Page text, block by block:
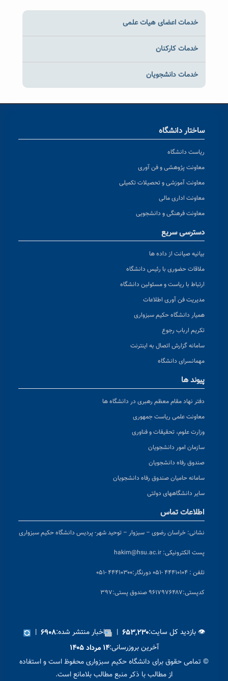
خدمات اعضای هیات علمی
خدمات کارکنان
خدمات دانشجویان
ساختار دانشگاه
ریاست دانشگاه
معاونت پژوهشی و فن آوری
معاونت آموزشی و تحصیلات تکمیلی
معاونت اداری مالی
معاونت فرهنگی و دانشجویی
دسترسی سریع
بیانیه صیانت از داده ها
ملاقات حضوری با رئیس دانشگاه
ارتباط با ریاست و مسئولین دانشگاه
مدیریت فن آوری اطلاعات
همیار دانشگاه حکیم سبزواری
تکریم ارباب رجوع
سامانه گزارش اتصال به اینترنت
مهمانسرای دانشگاه
پیوند ها
دفتر نهاد مقام معظم رهبری در دانشگاه ها
معاونت علمی ریاست جمهوری
وزارت علوم، تحقیقات و فناوری
سازمان امور دانشجویان
صندوق رفاه دانشجویان
سامانه حامیان صندوق رفاه دانشجویان
سایر دانشگاههای دولتی
اطلاعات تماس
نشانی: خراسان رضوی – سبزوار – توحید شهر- پردیس دانشگاه حکیم سبزواری
پست الکترونیکی: hakim@hsu.ac.ir
تلفن : ۴۴۴۱۰۱۰۴ -۰۵۱ دورنگار:۴۴۴۱۰۳۰۰ -۰۵۱
کدپستی:۹۶۱۷۹۷۶۴۸۷ صندوق پستی:۳۹۷
👁 بازدید کل سایت:۶۵۳,۲۳۰ | اخبار منتشر شده:۶۹۰۸ |
آخرین بروزرسانی:۱۴ مرداد ۱۴۰۵
© تمامی حقوق برای دانشگاه حکیم سبزواری محفوظ است و استفاده
از مطالب با ذکر منبع مطالب بلامانع است.